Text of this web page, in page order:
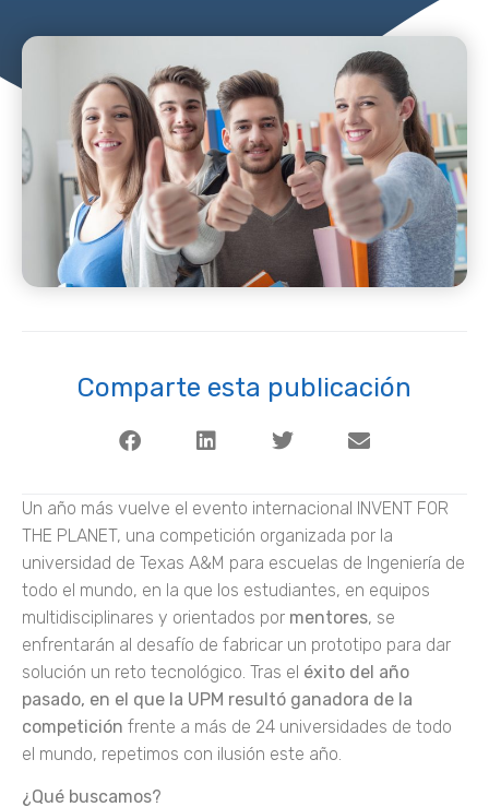
Comparte esta publicación
Un año más vuelve el evento internacional INVENT FOR
THE PLANET, una competición organizada por la
universidad de Texas A&M para escuelas de Ingeniería de
todo el mundo, en la que los estudiantes, en equipos
multidisciplinares y orientados por mentores, se
enfrentarán al desafío de fabricar un prototipo para dar
solución un reto tecnológico. Tras el éxito del año
pasado, en el que la UPM resultó ganadora de la
competición frente a más de 24 universidades de todo
el mundo, repetimos con ilusión este año.
¿Qué buscamos?